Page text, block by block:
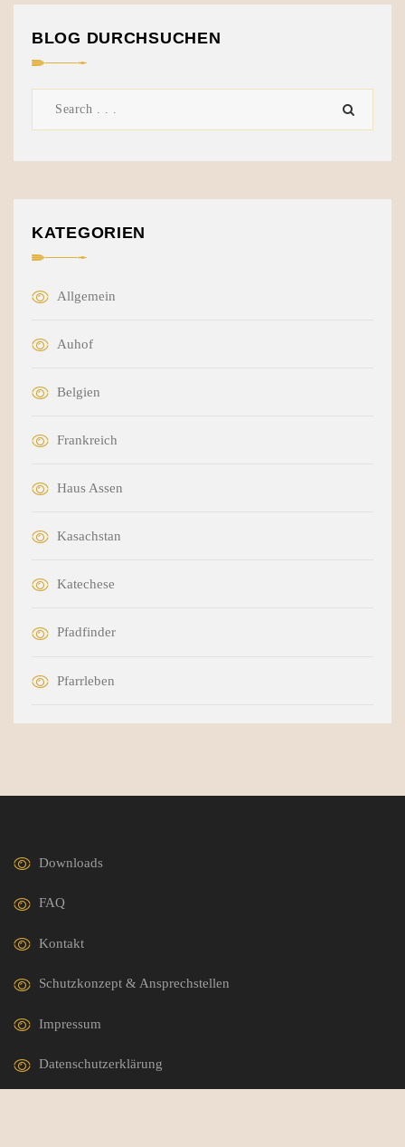
BLOG DURCHSUCHEN
KATEGORIEN
Allgemein
Auhof
Belgien
Frankreich
Haus Assen
Kasachstan
Katechese
Pfadfinder
Pfarrleben
Downloads
FAQ
Kontakt
Schutzkonzept & Ansprechstellen
Impressum
Datenschutzerklärung